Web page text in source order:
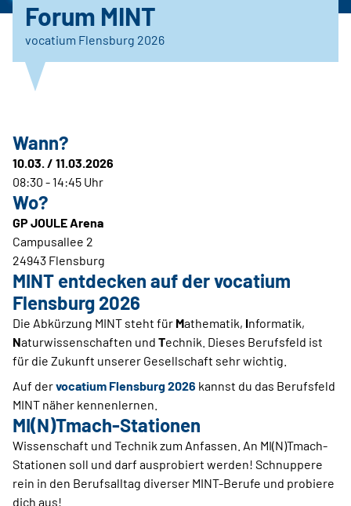
Forum MINT
vocatium Flensburg 2026
Wann?
10.03. / 11.03.2026
08:30 - 14:45 Uhr
Wo?
GP JOULE Arena
Campusallee 2
24943 Flensburg
MINT entdecken auf der vocatium
Flensburg 2026
Die Abkürzung MINT steht für Mathematik, Informatik,
Naturwissenschaften und Technik. Dieses Berufsfeld ist
für die Zukunft unserer Gesellschaft sehr wichtig.
Auf dervocatium Flensburg 2026 kannst du das Berufsfeld
MINT näher kennenlernen.
MI(N)Tmach-Stationen
Wissenschaft und Technik zum Anfassen. An MI(N)Tmach-
Stationen soll und darf ausprobiert werden! Schnuppere
rein in den Berufsalltag diverser MINT-Berufe und probiere
dich aus!